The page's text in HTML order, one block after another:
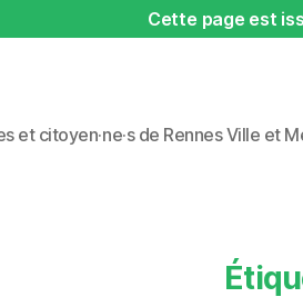
Cette page est
et citoyen·ne·s de Rennes Ville et